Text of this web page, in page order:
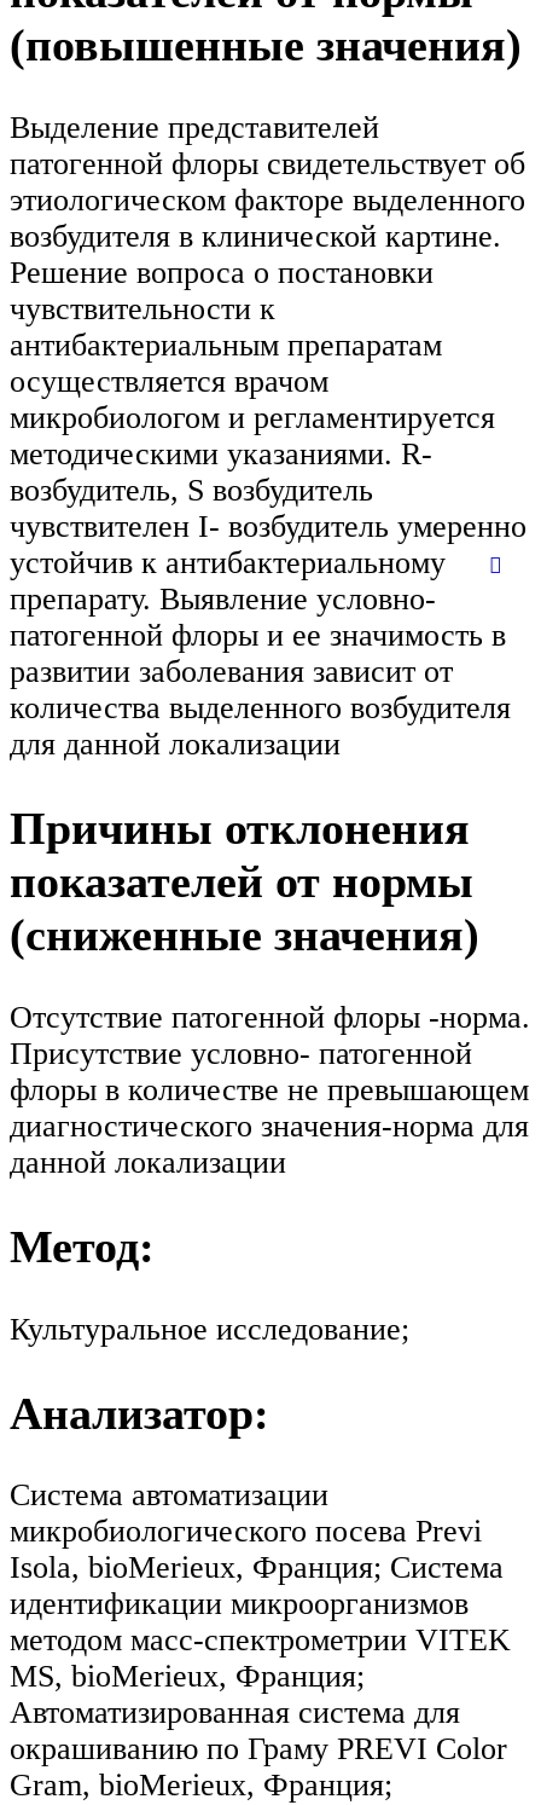
(повышенные значения)
Выделение представителей
патогенной флоры свидетельствует об
этиологическом факторе выделенного
возбудителя в клинической картине.
Решение вопроса о постановки
чувствительности к
антибактериальным препаратам
осуществляется врачом
микробиологом и регламентируется
методическими указаниями. R-
возбудитель, S возбудитель
чувствителен I- возбудитель умеренно
устойчив к антибактериальному
препарату. Выявление условно-
патогенной флоры и ее значимость в
развитии заболевания зависит от
количества выделенного возбудителя
для данной локализации
Причины отклонения
показателей от нормы
(сниженные значения)
Отсутствие патогенной флоры -норма.
Присутствие условно- патогенной
флоры в количестве не превышающем
диагностического значения-норма для
данной локализации
Метод:
Культуральное исследование;
Анализатор:
Система автоматизации
микробиологического посева Previ
Isola, bioMerieux, Франция; Система
идентификации микроорганизмов
методом масс-спектрометрии VITEK
MS, bioMerieux, Франция;
Автоматизированная система для
окрашиванию по Граму PREVI Color
Gram, bioMerieux, Франция;